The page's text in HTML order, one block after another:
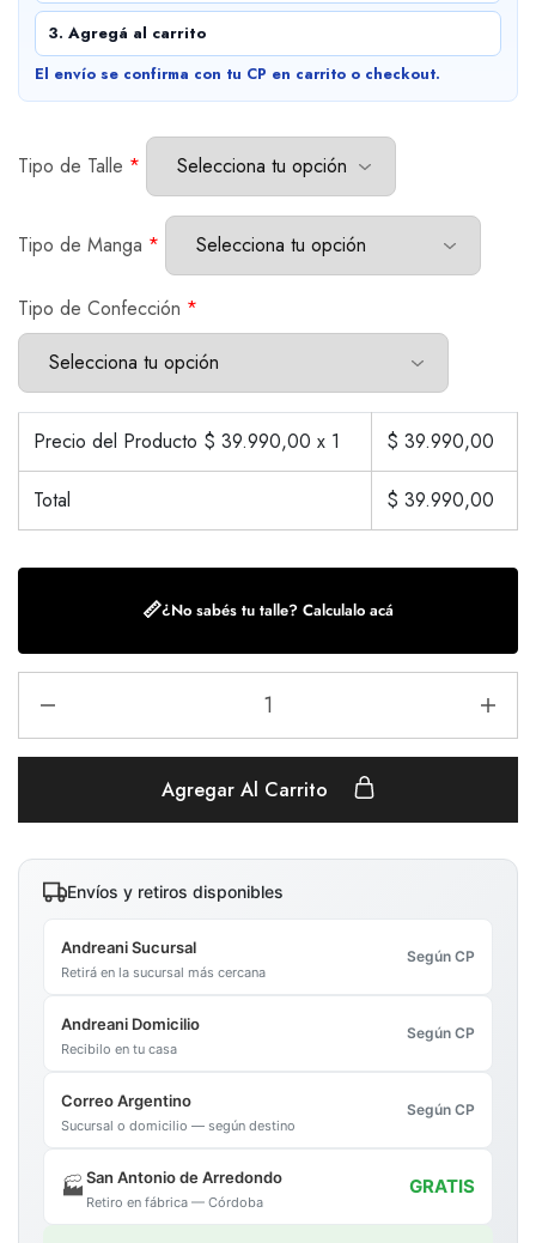
3. Agregá al carrito
El envío se confirma con tu CP en carrito o checkout.
Tipo de Talle *
Tipo de Manga *
Tipo de Confección *
Precio del Producto $ 39.990,00 x 1 $ 39.990,00
Total $ 39.990,00
📏¿No sabés tu talle? Calculalo acá
Agregar Al Carrito
Envíos y retiros disponibles
Andreani Sucursal
Retirá en la sucursal más cercana
Según CP
Andreani Domicilio
Recibilo en tu casa
Según CP
Correo Argentino
Sucursal o domicilio — según destino
Según CP
🏭San Antonio de Arredondo
Retiro en fábrica — Córdoba
GRATIS